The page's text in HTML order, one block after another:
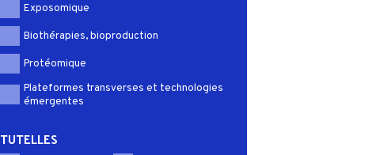
Exposomique
Biothérapies, bioproduction
Protéomique
Plateformes transverses et technologies
émergentes
TUTELLES